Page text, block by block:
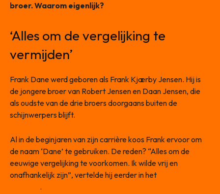
broer. Waarom eigenlijk?
‘Alles om de vergelijking te
vermijden’
Frank Dane werd geboren als Frank Kjærby Jensen. Hij is
de jongere broer van Robert Jensen en Daan Jensen, die
als oudste van de drie broers doorgaans buiten de
schijnwerpers blijft.
Al in de beginjaren van zijn carrière koos Frank ervoor om
de naam ‘Dane’ te gebruiken. De reden? “Alles om de
eeuwige vergelijking te voorkomen. Ik wilde vrij en
onafhankelijk zijn”, vertelde hij eerder in het
.